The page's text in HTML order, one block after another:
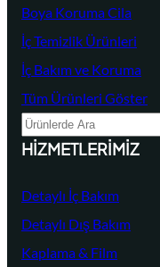
Boya Koruma Cila
İç Temizlik Ürünleri
İç Bakım ve Koruma
Tüm Ürünleri Göster
A
r
HIZMETLERIMIZ
Detaylı İç Bakım
Detaylı Dış Bakım
Kaplama & Film